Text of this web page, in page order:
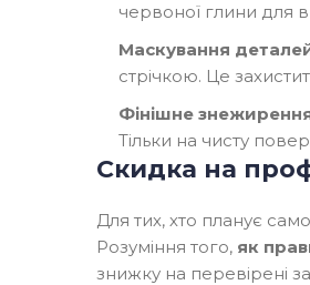
червоної глини для
Маскування
стрічкою. Це
Фінішне
Тільки на чисту
Скидка на
Для тих, хто планує
Розуміння того, як
знижку на перевірені